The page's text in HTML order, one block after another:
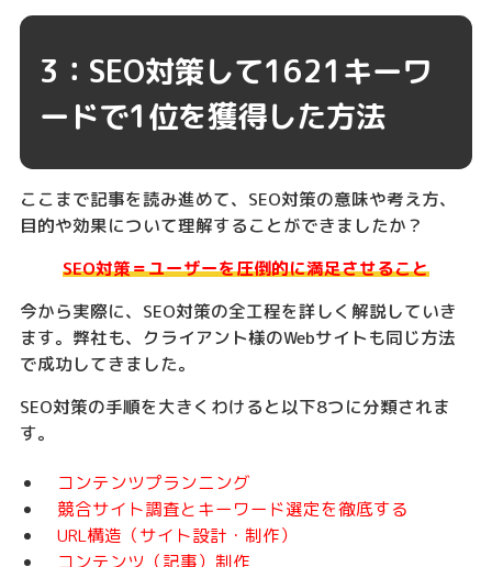
3：SEO対策して1621キーワ
ードで1位を獲得した方法
ここまで記事を読み進めて、SEO対策の意味や考え方、
目的や効果について理解することができましたか？
SEO対策＝ユーザーを圧倒的に満足させること
今から実際に、SEO対策の全工程を詳しく解説していき
ます。弊社も、クライアント様のWebサイトも同じ方法
で成功してきました。
SEO対策の手順を大きくわけると以下8つに分類されま
す。
コンテンツプランニング
競合サイト調査とキーワード選定を徹底する
URL構造（サイト設計・制作）
コンテンツ（記事）制作